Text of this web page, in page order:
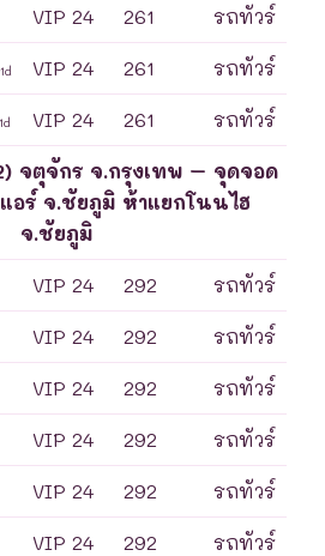
VIP 24 261 รถทัวร์
VIP 24 261 รถทัวร์
VIP 24 261 รถทัวร์
จตุจักร จ.กรุงเทพ – จุดจอด
อร์ จ.ชัยภูมิ ห้าแยกโนนไฮ
จ.ชัยภูมิ
VIP 24 292 รถทัวร์
VIP 24 292 รถทัวร์
VIP 24 292 รถทัวร์
VIP 24 292 รถทัวร์
VIP 24 292 รถทัวร์
VIP 24 292 รถทัวร์